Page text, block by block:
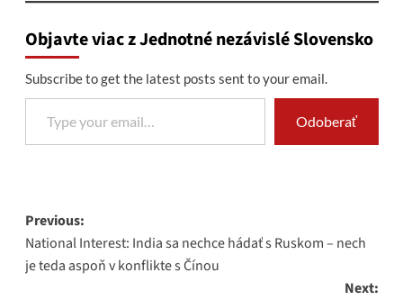
Objavte viac z Jednotné nezávislé Slovensko
Subscribe to get the latest posts sent to your email.
Type your email…
Odoberať
Post
navigation
Previous:
National Interest: India sa nechce hádať s Ruskom – nech
je teda aspoň v konflikte s Čínou
Next: